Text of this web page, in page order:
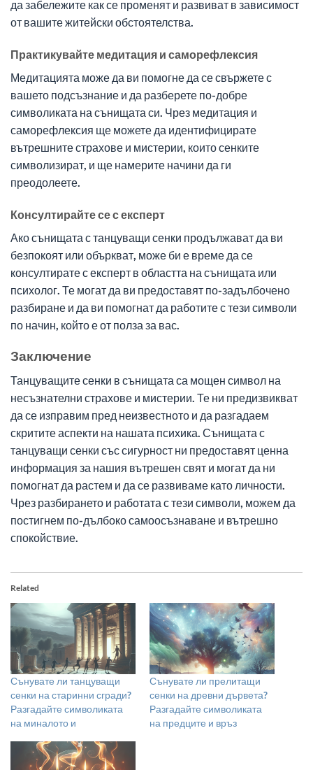
да забележите как се променят и развиват в зависимост
от вашите житейски обстоятелства.
Практикувайте медитация и саморефлексия
Медитацията може да ви помогне да се свържете с
вашето подсъзнание и да разберете по-добре
символиката на сънищата си. Чрез медитация и
саморефлексия ще можете да идентифицирате
вътрешните страхове и мистерии, които сенките
символизират, и ще намерите начини да ги
преодолеете.
Консултирайте се с експерт
Ако сънищата с танцуващи сенки продължават да ви
безпокоят или объркват, може би е време да се
консултирате с експерт в областта на сънищата или
психолог. Те могат да ви предоставят по-задълбочено
разбиране и да ви помогнат да работите с тези символи
по начин, който е от полза за вас.
Заключение
Танцуващите сенки в сънищата са мощен символ на
несъзнателни страхове и мистерии. Те ни предизвикват
да се изправим пред неизвестното и да разгадаем
скритите аспекти на нашата психика. Сънищата с
танцуващи сенки със сигурност ни предоставят ценна
информация за нашия вътрешен свят и могат да ни
помогнат да растем и да се развиваме като личности.
Чрез разбирането и работата с тези символи, можем да
постигнем по-дълбоко самоосъзнаване и вътрешно
спокойствие.
Related
Сънувате ли танцуващи
сенки на старинни сгради?
Разгадайте символиката
на миналото и
Сънувате ли прелитащи
сенки на древни дървета?
Разгадайте символиката
на предците и връз